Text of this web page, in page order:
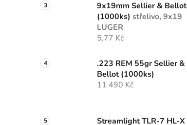
9x19mm Sellier & Bellot
(1000ks) střelivo, 9x19
LUGER
5,77 Kč
.223 REM 55gr Sellier &
Bellot (1000ks)
11 490 Kč
Streamlight TLR-7 HL-X